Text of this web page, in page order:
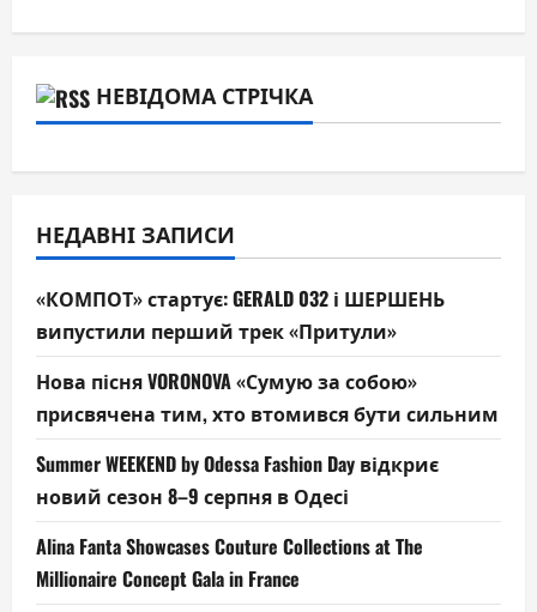
НЕВІДОМА СТРІЧКА
НЕДАВНІ ЗАПИСИ
«КОМПОТ» стартує: GERALD 032 і ШЕРШЕНЬ
випустили перший трек «Притули»
Нова пісня VORONOVA «Сумую за собою»
присвячена тим, хто втомився бути сильним
Summer WEEKEND by Odessa Fashion Day відкриє
новий сезон 8–9 серпня в Одесі
Alina Fanta Showcases Couture Collections at The
Millionaire Concept Gala in France